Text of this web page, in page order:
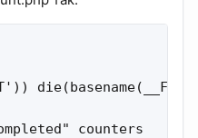
counters